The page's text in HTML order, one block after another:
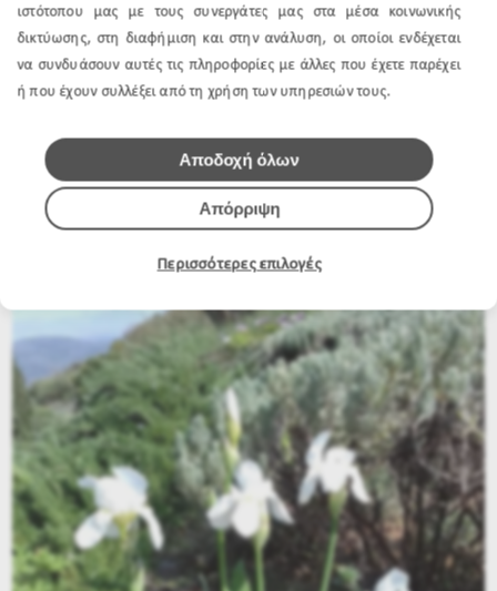
ΙΡΙΔΑ
ιστότοπου μας με τους συνεργάτες μας στα μέσα κοινωνικής
δικτύωσης, στη διαφήμιση και στην ανάλυση, οι οποίοι ενδέχεται
να συνδυάσουν αυτές τις πληροφορίες με άλλες που έχετε παρέχει
ή που έχουν συλλέξει από τη χρήση των υπηρεσιών τους.
Απόρριψη
Αποδοχή όλων
Περισσότερες επιλογές